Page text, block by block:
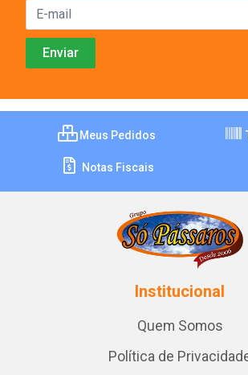
Meus Pedidos
Notas Fiscais
Institucional
Quem Somos
Política de